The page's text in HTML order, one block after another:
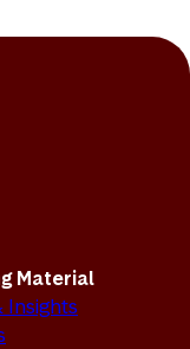
Material
Insights